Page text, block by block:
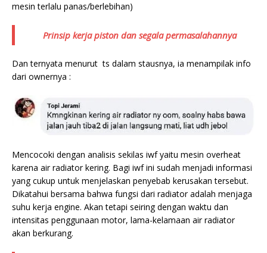
mesin terlalu panas/berlebihan)
Prinsip kerja piston dan segala permasalahannya
Dan ternyata menurut ts dalam stausnya, ia menampilak info
dari ownernya :
Mencocoki dengan analisis sekilas iwf yaitu mesin overheat
karena air radiator kering. Bagi iwf ini sudah menjadi informasi
yang cukup untuk menjelaskan penyebab kerusakan tersebut.
Dikatahui bersama bahwa fungsi dari radiator adalah menjaga
suhu kerja engine. Akan tetapi seiring dengan waktu dan
intensitas penggunaan motor, lama-kelamaan air radiator
akan berkurang.